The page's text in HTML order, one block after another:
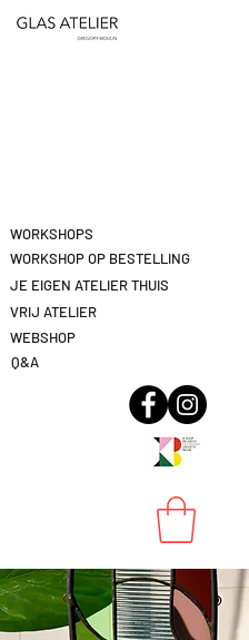
WORKSHOPS
JE EIGEN ATELIER THUIS
VRIJ ATELIER
WORKSHOP OP BESTELLING
WEBSHOP
Q&A